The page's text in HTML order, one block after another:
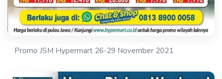
Promo JSM Hypermart 26-29 November 2021